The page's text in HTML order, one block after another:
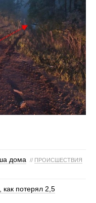
дома // ПРОИСШЕСТВИЯ
как потерял 2,5